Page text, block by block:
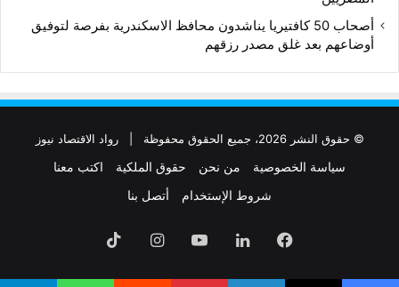
أصحاب 50 كافتيريا يناشدون محافظ الاسكندرية بفرصة لتوفيق
أوضاعهم بعد غلق مصدر رزقهم
© حقوق النشر 2026، جميع الحقوق محفوظة | رواد الاقتصاد نيوز
سياسة الخصوصية من نحن حقوق الملكية
اكتب معنا
شروط الإستخدام
أتصل بنا
فيسبوكلينكدإن‫YouTubeانستقرام